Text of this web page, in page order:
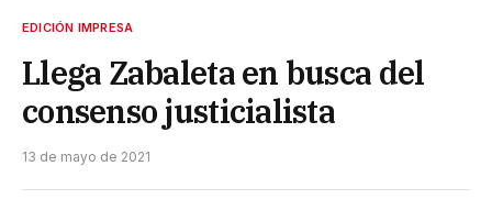
EDICIÓN IMPRESA
Llega Zabaleta en busca del
consenso justicialista
13 de mayo de 2021